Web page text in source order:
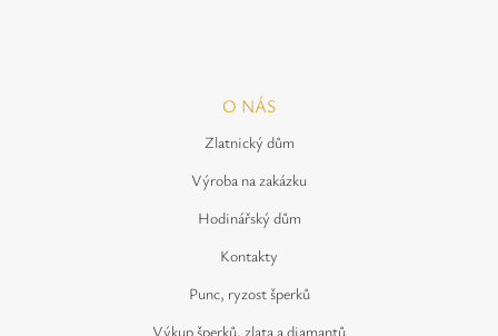
O NÁS
Zlatnický dům
Výroba na zakázku
Hodinářský dům
Kontakty
Punc, ryzost šperků
Výkup šperků, zlata a diamantů